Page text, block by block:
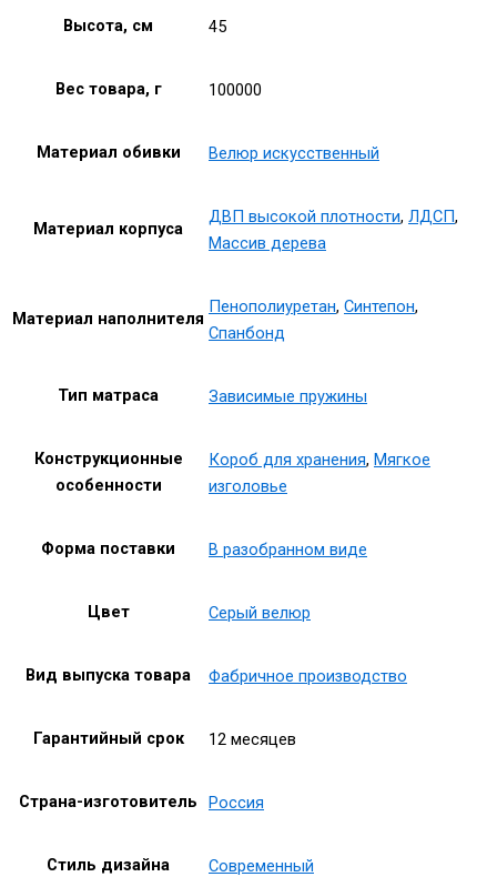
Высота, см 45
Вес товара, г 100000
Материал обивки Велюр искусственный
Материал корпуса
ДВП высокой плотности, ЛДСП,
Массив дерева
Материал наполнителя
Пенополиуретан, Синтепон,
Спанбонд
Тип матраса Зависимые пружины
Конструкционные
особенности
Короб для хранения, Мягкое
изголовье
Форма поставки В разобранном виде
Цвет Серый велюр
Вид выпуска товара Фабричное производство
Гарантийный срок 12 месяцев
Страна-изготовитель Россия
Стиль дизайна Современный